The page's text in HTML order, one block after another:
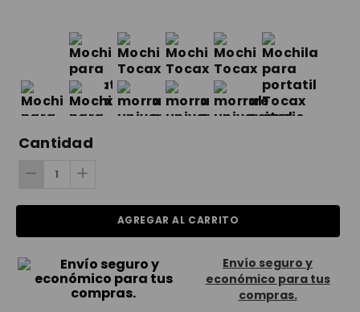
Cantidad
AGREGAR AL CARRITO
Envío seguro y
económico para tus
compras.